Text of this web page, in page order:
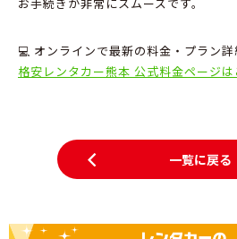
💻 オンラインで最新の料金・プラン
格安レンタカー熊本 公式料金ページは
一覧に戻る